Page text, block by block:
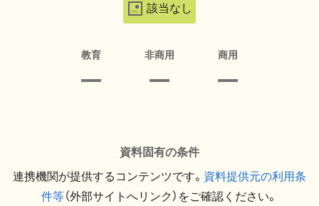
該当なし
教育 非商用 商用
資料固有の条件
連携機関が提供するコンテンツです。 資料提供元の利用条
件等（外部サイトへリンク）をご確認ください。